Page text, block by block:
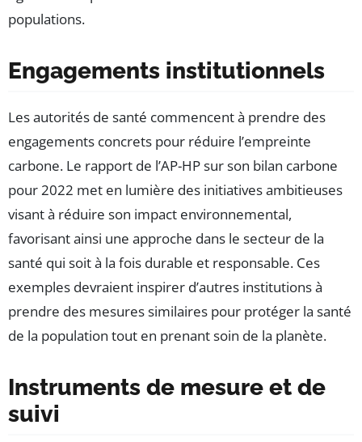
populations.
Engagements institutionnels
Les autorités de santé commencent à prendre des
engagements concrets pour réduire l’empreinte
carbone. Le rapport de l’AP-HP sur son bilan carbone
pour 2022 met en lumière des initiatives ambitieuses
visant à réduire son impact environnemental,
favorisant ainsi une approche dans le secteur de la
santé qui soit à la fois durable et responsable. Ces
exemples devraient inspirer d’autres institutions à
prendre des mesures similaires pour protéger la santé
de la population tout en prenant soin de la planète.
Instruments de mesure et de
suivi